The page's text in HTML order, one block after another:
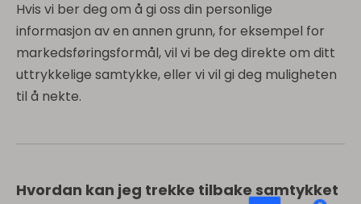
Hvis vi ber deg om å gi oss din personlige
informasjon av en annen grunn, for eksempel for
markedsføringsformål, vil vi be deg direkte om ditt
uttrykkelige samtykke, eller vi vil gi deg muligheten
til å nekte.
Hvordan kan jeg trekke tilbake samtykket